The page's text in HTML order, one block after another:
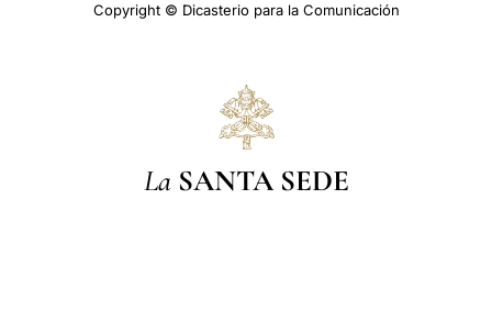
Copyright © Dicasterio para la Comunicación
La SANTA SEDE